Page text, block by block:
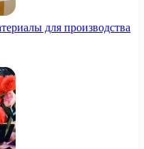
для производства